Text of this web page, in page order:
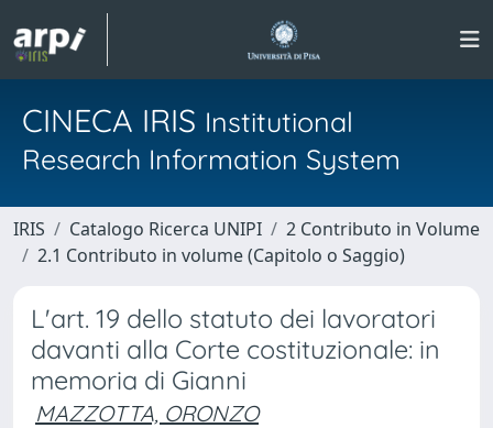
CINECA IRIS Institutional
Research Information System
IRIS Catalogo Ricerca UNIPI
2 Contributo in Volume
2.1 Contributo in volume (Capitolo o Saggio)
L'art. 19 dello statuto dei lavoratori
davanti alla Corte costituzionale: in
memoria di Gianni
MAZZOTTA, ORONZO